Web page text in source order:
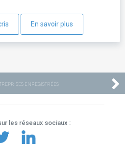
En savoir plus
ENREGISTRÉES
les réseaux sociaux :